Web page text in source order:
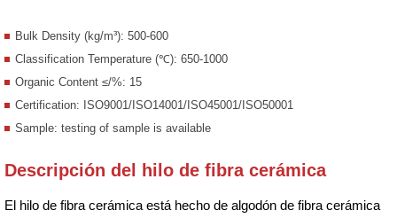
Bulk Density (kg/m³): 500-600
Classification Temperature (℃): 650-1000
Organic Content ≤/%: 15
Certification: ISO9001/ISO14001/ISO45001/ISO50001
Sample: testing of sample is available
Descripción del hilo de fibra cerámica
El hilo de fibra cerámica está hecho de algodón de fibra cerámica